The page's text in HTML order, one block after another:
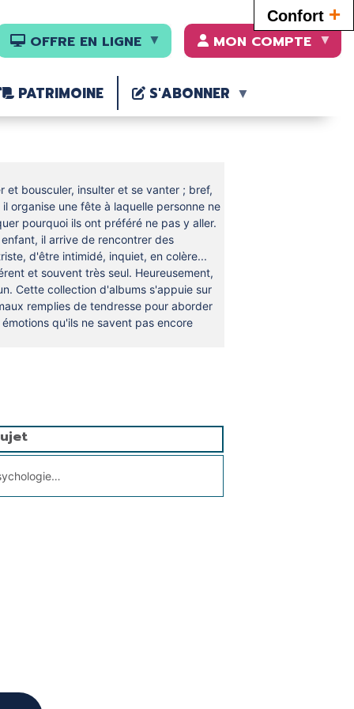
Confort +
OFFRE EN LIGNE MON COMPTE
PATRIMOINE S'ABONNER
et bousculer, insulter et se vanter ; bref,
organise une fête à laquelle personne ne
pourquoi ils ont préféré ne pas y aller.
il arrive de rencontrer des
d'être intimidé, inquiet, en colère...
et souvent très seul. Heureusement,
Cette collection d'albums s'appuie sur
remplies de tendresse pour aborder
qu'ils ne savent pas encore
de l’enfant